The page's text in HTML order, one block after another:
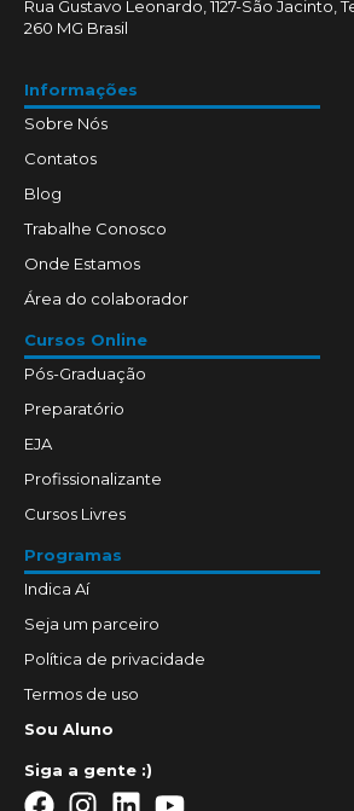
Rua Gustavo Leonardo, 1127-São Jacinto,
260 MG Brasil
Informações
Sobre Nós
Contatos
Blog
Trabalhe Conosco
Onde Estamos
Área do colaborador
Cursos Online
Pós-Graduação
Preparatório
EJA
Profissionalizante
Cursos Livres
Programas
Indica Aí
Seja um parceiro
Política de privacidade
Termos de uso
Sou Aluno
Siga a gente :)